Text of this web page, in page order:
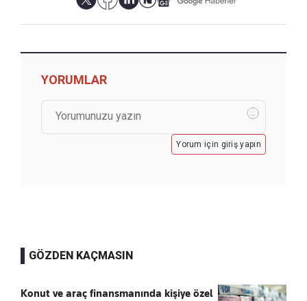
YORUMLAR
Yorum için giriş yapın
GÖZDEN KAÇMASIN
Konut ve araç finansmanında kişiye özel